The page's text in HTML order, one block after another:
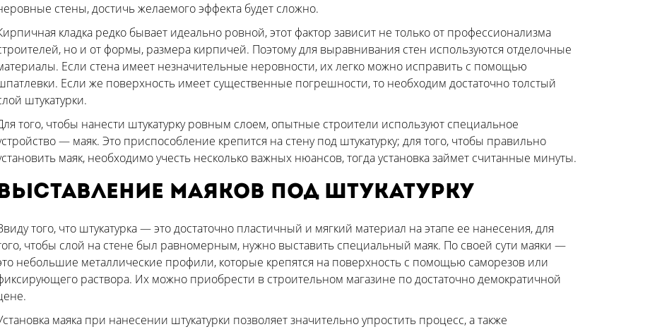
стены, достичь желаемого эффекта будет сложно.
кладка редко бывает идеально ровной, этот фактор зависит не только от профессионализма
но и от формы, размера кирпичей. Поэтому для выравнивания стен используются отделочные
Если стена имеет незначительные неровности, их легко можно исправить с помощью
Если же поверхность имеет существенные погрешности, то необходим достаточно толстый
штукатурки.
того, чтобы нанести штукатурку ровным слоем, опытные строители используют специальное
— маяк. Это приспособление крепится на стену под штукатурку; для того, чтобы правильно
маяк, необходимо учесть несколько важных нюансов, тогда установка займет считанные минуты.
маяков под штукатурку
того, что штукатурка — это достаточно пластичный и мягкий материал на этапе ее нанесения, для
чтобы слой на стене был равномерным, нужно выставить специальный маяк. По своей сути маяки —
небольшие металлические профили, которые крепятся на поверхность с помощью саморезов или
раствора. Их можно приобрести в строительном магазине по достаточно демократичной
маяка при нанесении штукатурки позволяет значительно упростить процесс, а также